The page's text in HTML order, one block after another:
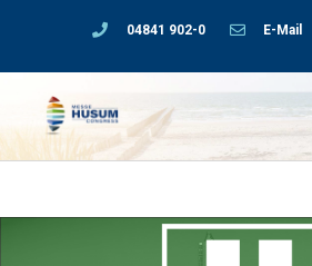
04841 902-0 E-Mail